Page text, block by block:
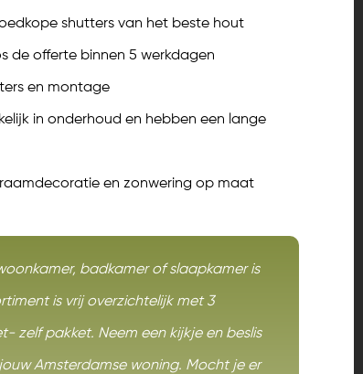
shutters van het beste hout
de offerte binnen 5 werkdagen
en montage
in onderhoud en hebben een lange
en zonwering op maat
, badkamerofslaapkameris
is vrij overzichtelijk met 3
zelf pakket. Neem een kijkje en beslis
Amsterdamse woning. Mocht je er